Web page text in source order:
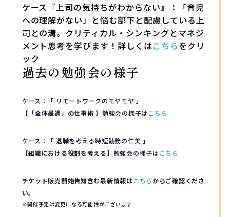
ケース『上司の気持ちがわからない』：「育児
への理解がない」と悩む部下と配慮している上
司との溝。クリティカル・シンキングとマネジ
メント思考を学びます！詳しくはこちらをクリ
ック
過去の勉強会の様子
ケース：「 リモートワークのモヤモヤ 」
【 「全体最適」の仕事術】勉強会の様子はこちら
ケース：「 退職を考える時短勤務の仁美 」
【組織における役割を考える】勉強会の様子はこちら
チケット販売開始告知含む最新情報はこちらからご確認くださ
い。
※開催予定は変更になる可能性がございます